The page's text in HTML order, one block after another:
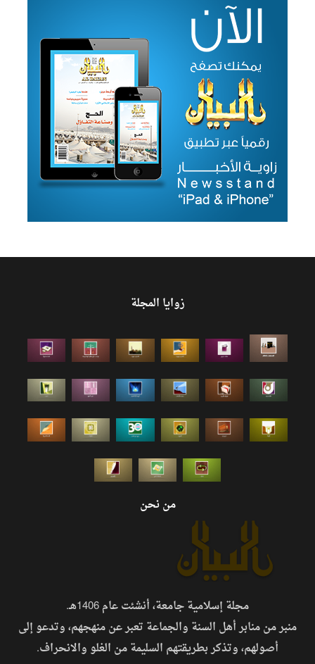
زوايا المجلة
من نحن
مجلة إسلامية جامعة، أنشئت عام 1406هـ.
منبر من منابر أهل السنة والجماعة تعبر عن منهجهم، وتدعو إلى
أصولهم، وتذكر بطريقتهم السليمة من الغلو والانحراف.